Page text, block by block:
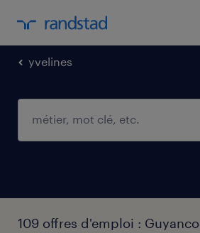
yvelines
109 offres d'emploi :